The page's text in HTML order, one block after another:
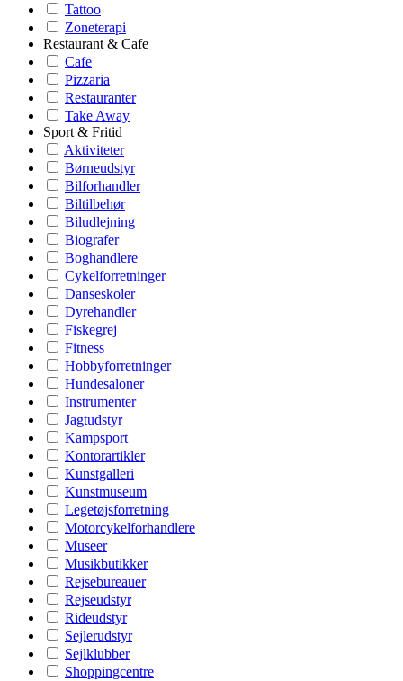
Tattoo
Zoneterapi
Restaurant & Cafe
Cafe
Pizzaria
Restauranter
Take Away
Sport & Fritid
Aktiviteter
Børneudstyr
Bilforhandler
Biltilbehør
Biludlejning
Biografer
Boghandlere
Cykelforretninger
Danseskoler
Dyrehandler
Fiskegrej
Fitness
Hobbyforretninger
Hundesaloner
Instrumenter
Jagtudstyr
Kampsport
Kontorartikler
Kunstgalleri
Kunstmuseum
Legetøjsforretning
Motorcykelforhandlere
Museer
Musikbutikker
Rejsebureauer
Rejseudstyr
Rideudstyr
Sejlerudstyr
Sejlklubber
Shoppingcentre